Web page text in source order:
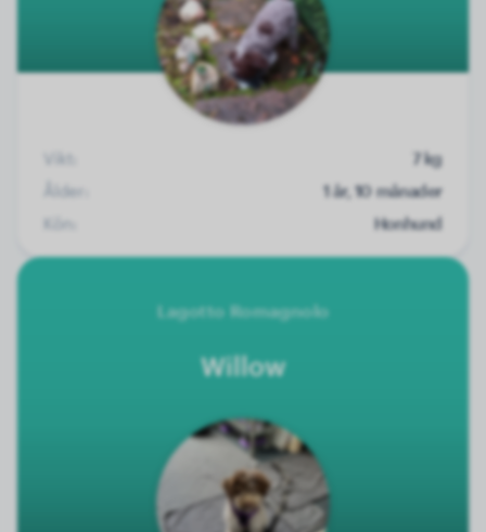
Vikt:
7 kg
Ålder:
1 år, 10 månader
Kön:
Honhund
Lagotto Romagnolo
Willow